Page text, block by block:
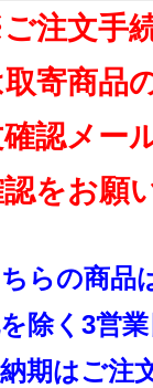
注文手
取寄商品
認メー
をお願
らの商品
除く3営
期はご注